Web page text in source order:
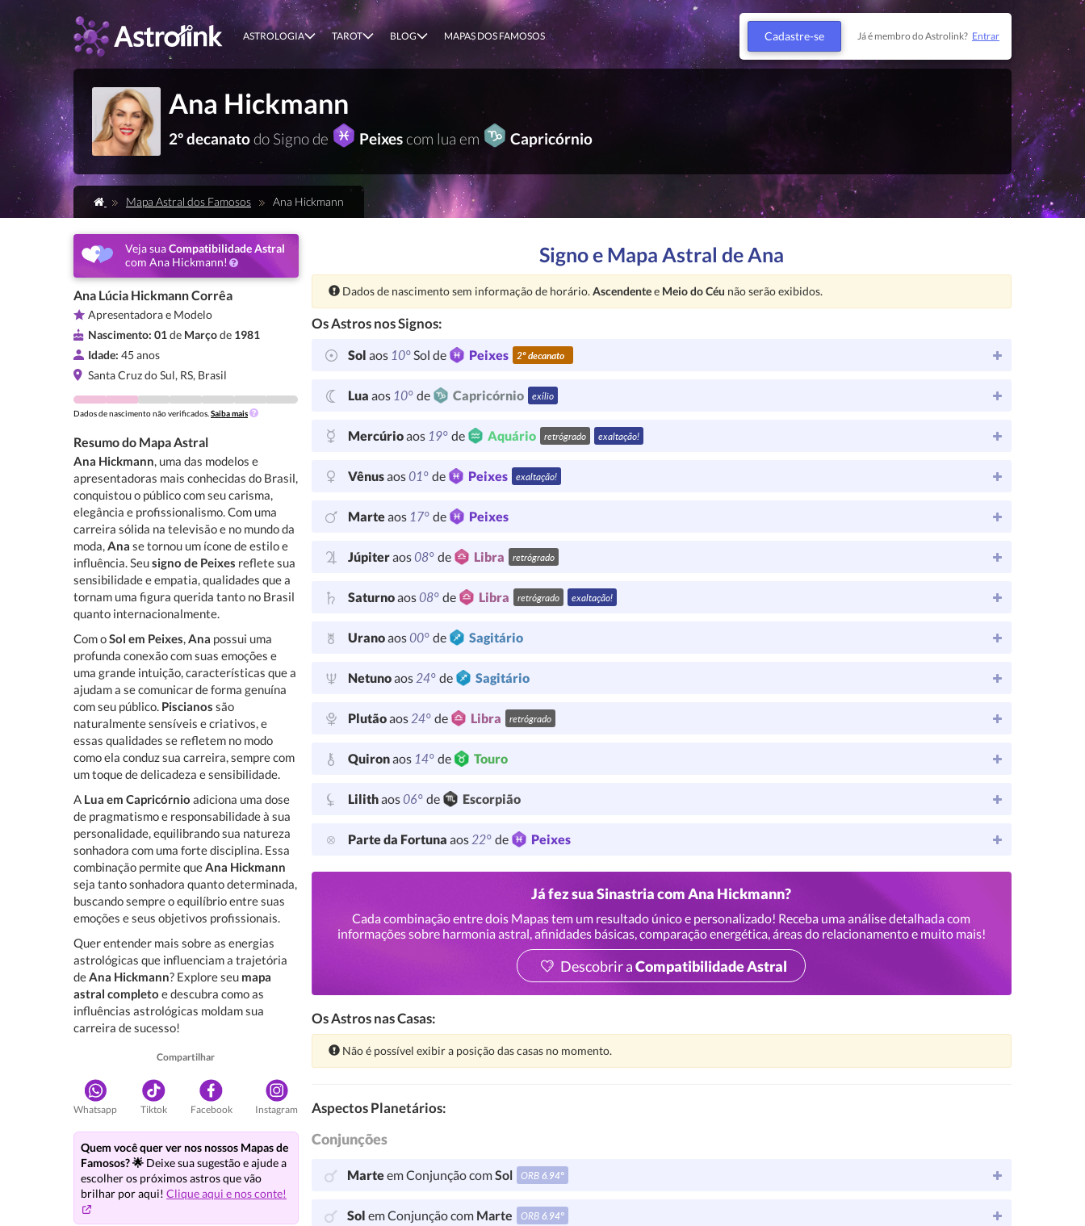
ASTROLOGIA TAROT BLOG MAPAS DOS FAMOSOS Cadastre-se Já é membro do Astrolink? Entrar
Ana Hickmann
2º decanatodo Signo de Peixescom lua em Capricórnio
Mapa Astral dos Famosos Ana Hickmann
Veja suaCompatibilidade Astral
com Ana Hickmann!
Ana Lúcia Hickmann Corrêa
Apresentadora e Modelo
Nascimento: 01de Marçode 1981
Idade: 45 anos
Santa Cruz do Sul, RS, Brasil
Dados de nascimento não verificados. Saiba mais
Resumo do Mapa Astral
Ana Hickmann, uma das modelos e
apresentadoras mais conhecidas do Brasil,
conquistou o público com seu carisma,
elegância e profissionalismo. Com uma
carreira sólida na televisão e no mundo da
moda,Ana se tornou um ícone de estilo e
influência. Seusigno de Peixes reflete sua
sensibilidade e empatia, qualidades que a
tornam uma figura querida tanto no Brasil
quanto internacionalmente.
Com oSol em Peixes,Ana possui uma
profunda conexão com suas emoções e
uma grande intuição, características que a
ajudam a se comunicar de forma genuína
com seu público. Piscianos são
naturalmente sensíveis e criativos, e
essas qualidades se refletem no modo
como ela conduz sua carreira, sempre com
um toque de delicadeza e sensibilidade.
A Lua em Capricórnio adiciona uma dose
de pragmatismo e responsabilidade à sua
personalidade, equilibrando sua natureza
sonhadora com uma forte disciplina. Essa
combinação permite queAna Hickmann
seja tanto sonhadora quanto determinada,
buscando sempre o equilíbrio entre suas
emoções e seus objetivos profissionais.
Quer entender mais sobre as energias
astrológicas que influenciam a trajetória
deAna Hickmann? Explore seu mapa
astral completo e descubra como as
influências astrológicas moldam sua
carreira de sucesso!
Compartilhar
Whatsapp Tiktok Facebook Instagram
Quem você quer ver nos nossos Mapas de
Famosos? 🌟 Deixe sua sugestão e ajude a
escolher os próximos astros que vão
brilhar por aqui! Clique aqui e nos conte!
Signo e Mapa Astral de Ana
Atenção:
Dados de nascimento sem informação de horário. Ascendentee Meio do Céu não serão exibidos.
Os Astros nos Signos:
Sol aos 10°Sol de Peixes 2º decanato
Lua aos 10° de Capricórnio exílio
Mercúrioaos 19° de Aquário retrógrado exaltação!
Vênusaos01° de Peixes exaltação!
Marteaos 17° de Peixes
Júpiteraos08° de Libra retrógrado
Saturnoaos08° de Libra retrógrado exaltação!
Uranoaos00° de Sagitário
Netunoaos24° de Sagitário
Plutãoaos24° de Libra retrógrado
Quironaos 14° de Touro
Lilithaos06° de Escorpião
Parte da Fortuna aos22° de Peixes
Já fez sua Sinastria com Ana Hickmann?
Cada combinação entre dois Mapas tem um resultado único e personalizado! Receba uma análise detalhada com
informações sobre harmonia astral, afinidades básicas, comparação energética, áreas do relacionamento e muito mais!
Descobrir aCompatibilidade Astral
Os Astros nas Casas:
Atenção:
Não é possível exibir a posição das casas no momento.
Aspectos Planetários:
Conjunções
Marteem Conjunção comSol ORB6.94°
Sol em Conjunção com Marte ORB6.94°